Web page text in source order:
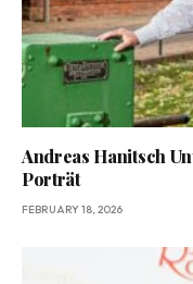
Andreas Hanitsch
Porträt
FEBRUARY 18, 2026